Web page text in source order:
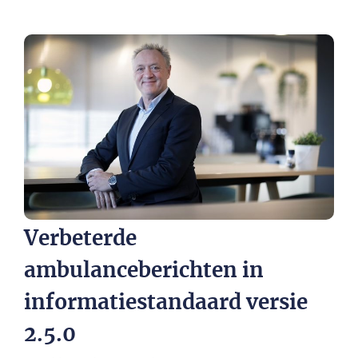
Verbeterde
ambulanceberichten in
informatiestandaard versie
2.5.0